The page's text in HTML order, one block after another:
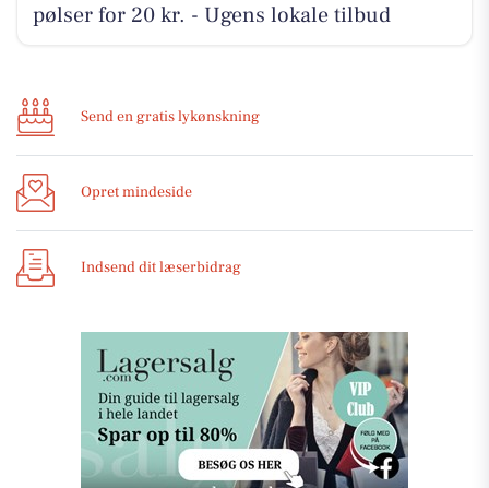
pølser for 20 kr. - Ugens lokale tilbud
Send en gratis lykønskning
Opret mindeside
Indsend dit læserbidrag